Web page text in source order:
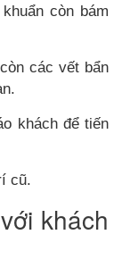
còn bám
các vết bẩn
khách để tiến
cũ.
khách